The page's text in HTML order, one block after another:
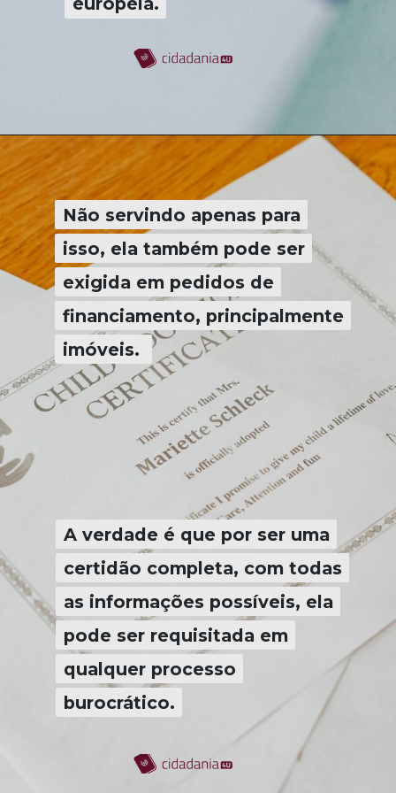
Não servindo apenas para
isso, ela também pode ser
exigida em pedidos de
financiamento, principalmente
imóveis.
Não servindo apenas para
isso, ela também pode ser
exigida em pedidos de
financiamento, principalmente
imóveis.
A verdade é que por ser uma
certidão completa, com todas
as informações possíveis, ela
pode ser requisitada em
qualquer processo
burocrático.
A verdade é que por ser uma
certidão completa, com todas
as informações possíveis, ela
pode ser requisitada em
qualquer processo
burocrático.